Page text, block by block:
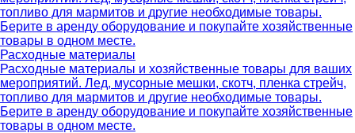
топливо для мармитов и другие необходимые товары.
Берите в аренду оборудование и покупайте хозяйственные
товары в одном месте.
Расходные материалы
Расходные материалы и хозяйственные товары для ваших
мероприятий. Лед, мусорные мешки, скотч, пленка стрейч,
топливо для мармитов и другие необходимые товары.
Берите в аренду оборудование и покупайте хозяйственные
товары в одном месте.